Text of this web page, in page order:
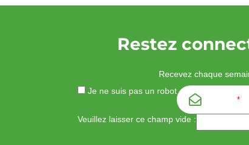
Restez
Recevez chaque
Je ne suis pas un robot
*
Veuillez laisser ce champ vide :